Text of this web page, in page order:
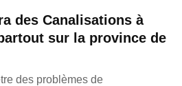
des Canalisations à
sur la province de
des problèmes de